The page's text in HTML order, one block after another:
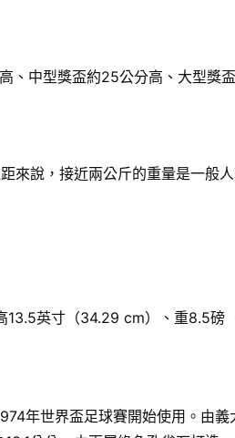
、中型獎盃約25公分高、大型獎
說，接近兩公斤的重量是一般
13.5英寸（34.29 cm）、重8.5磅
年世界盃足球賽開始使用。由義